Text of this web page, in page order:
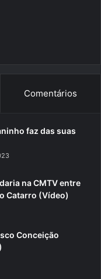
Comentários
faz das suas
na CMTV entre
Catarro (Vídeo)
Conceição